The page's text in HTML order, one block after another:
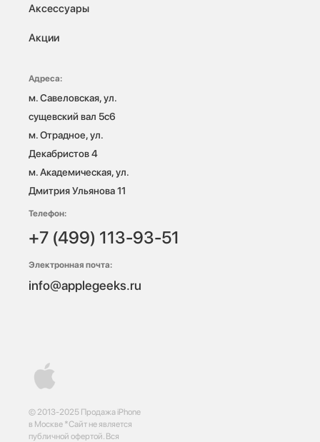
© 2013-2025 Продажа iPhone
в Москве *Сайт не является
публичной офертой. Вся
Аксессуары
Акции
Адреса:
м. Савеловская, ул.
сущевский вал 5с6
м. Отрадное, ул.
Декабристов 4
м. Академическая, ул.
Дмитрия Ульянова 11
Телефон:
+7 (499) 113-93-51
Электронная почта:
info@applegeeks.ru